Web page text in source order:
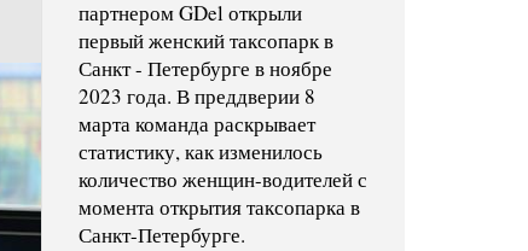
партнером GDel открыли
первый женский таксопарк в
Санкт - Петербурге в ноябре
2023 года. В преддверии 8
марта команда раскрывает
статистику, как изменилось
количество женщин-водителей с
момента открытия таксопарка в
Санкт-Петербурге.